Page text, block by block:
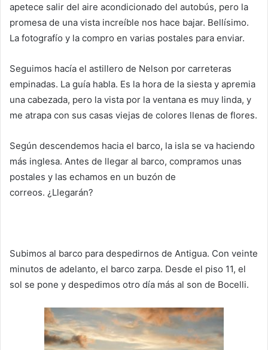
apetece salir del aire acondicionado del autobús, pero la
promesa de una vista increíble nos hace bajar. Bellísimo.
La fotografío y la compro en varias postales para enviar.
Seguimos hacía el astillero de Nelson por carreteras
empinadas. La guía habla. Es la hora de la siesta y apremia
una cabezada, pero la vista por la ventana es muy linda, y
me atrapa con sus casas viejas de colores llenas de flores.
Según descendemos hacia el barco, la isla se va haciendo
más inglesa. Antes de llegar al barco, compramos unas
postales y las echamos en un buzón de
correos. ¿Llegarán?
Subimos al barco para despedirnos de Antigua. Con veinte
minutos de adelanto, el barco zarpa. Desde el piso 11, el
sol se pone y despedimos otro día más al son de Bocelli.